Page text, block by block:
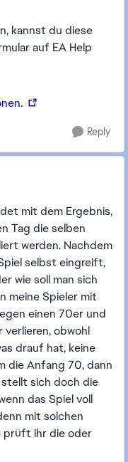
kannst du diese
auf EA Help
Reply
mit dem Ergebnis,
Tag die selben
werden. Nachdem
selbst eingreift,
wie soll man sich
meine Spieler mit
einen 70er und
obwohl
drauf hat, keine
die Anfang 70, dann
sich doch die
das Spiel voll
mit solchen
prüft ihr die oder